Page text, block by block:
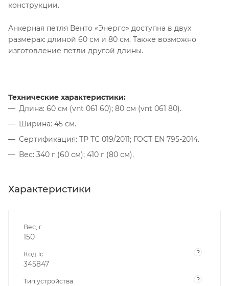
конструкции.
Анкерная петля Венто «Энерго» доступна в двух
размерах: длиной 60 см и 80 см. Также возможно
изготовление петли другой длины.
Технические характеристики:
Длина: 60 см (vnt 061 60); 80 см (vnt 061 80).
Ширина: 45 см.
Сертификация: ТР ТС 019/2011; ГОСТ EN 795-2014.
Вес: 340 г (60 см); 410 г (80 см).
Характеристики
Вес, г
150
Код 1с ?
345847
Тип устройства ?